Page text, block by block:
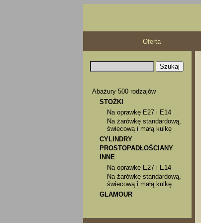
Oferta
Abażury 500 rodzajów
STOŻKI
Na oprawkę E27 i E14
Na żarówkę standardową,
świecową i małą kulkę
CYLINDRY
PROSTOPADŁOŚCIANY
INNE
Na oprawkę E27 i E14
Na żarówkę standardową,
świecową i małą kulkę
GLAMOUR